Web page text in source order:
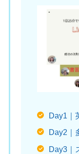
Day1｜
Day2｜
Day3｜